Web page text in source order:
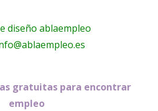
diseño ablaempleo
gratuitas para encontrar
empleo